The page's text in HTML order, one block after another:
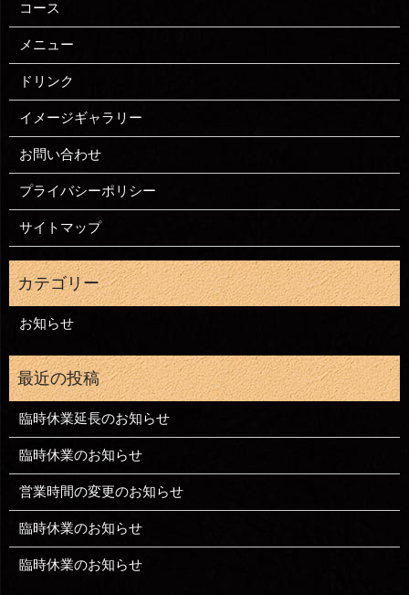
コース
メニュー
ドリンク
イメージギャラリー
お問い合わせ
プライバシーポリシー
サイトマップ
お知らせ
臨時休業延長のお知らせ
臨時休業のお知らせ
営業時間の変更のお知らせ
臨時休業のお知らせ
臨時休業のお知らせ